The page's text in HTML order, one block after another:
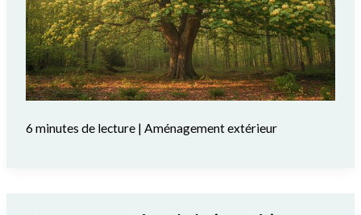
6 minutes de lecture| Aménagement extérieur